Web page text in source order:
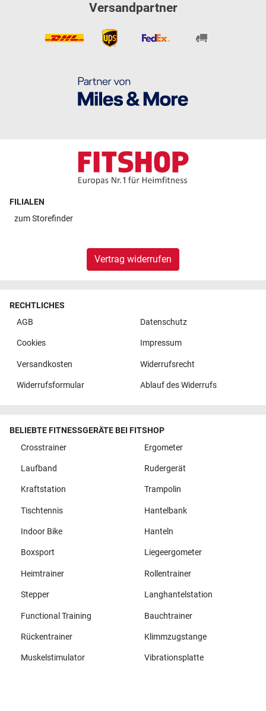
Versandpartner
FILIALEN
zumStorefinder
Vertrag widerrufen
RECHTLICHES
AGB
Datenschutz
Cookies Impressum
Versandkosten Widerrufsrecht
Widerrufsformular Ablauf des Widerrufs
BELIEBTE FITNESSGERÄTE BEI FITSHOP
Crosstrainer
Ergometer
Laufband Rudergerät
Kraftstation Trampolin
Tischtennis Hantelbank
Indoor Bike Hanteln
Boxsport Liegeergometer
Heimtrainer Rollentrainer
Stepper Langhantelstation
Functional Training Bauchtrainer
Rückentrainer Klimmzugstange
Muskelstimulator Vibrationsplatte